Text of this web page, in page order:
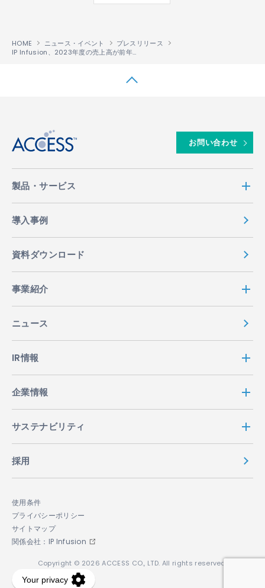
HOME ニュース・イベント
プレスリリース
IP Infusion、2023年度の売上高が前年比61%増、収益は過去最高を達成
お問い合わせ
製品・サービス
導入事例
資料ダウンロード
事業紹介
ニュース
IR情報
企業情報
サステナビリティ
採用
使用条件
プライバシーポリシー
サイトマップ
関係会社：IP Infusion
Copyright © 2026 ACCESS CO., LTD. All rights reserved.